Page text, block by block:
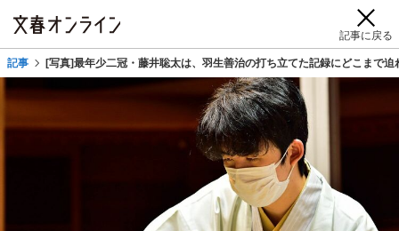
記事に戻る
記事 [写真]最年少二冠・藤井聡太は、羽生善治の打ち立てた記録にどこまで迫